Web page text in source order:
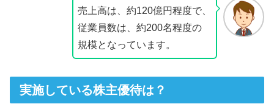
売上高は、約120億円程度で、
従業員数は、約200名程度の
規模となっています。
実施している株主優待は？